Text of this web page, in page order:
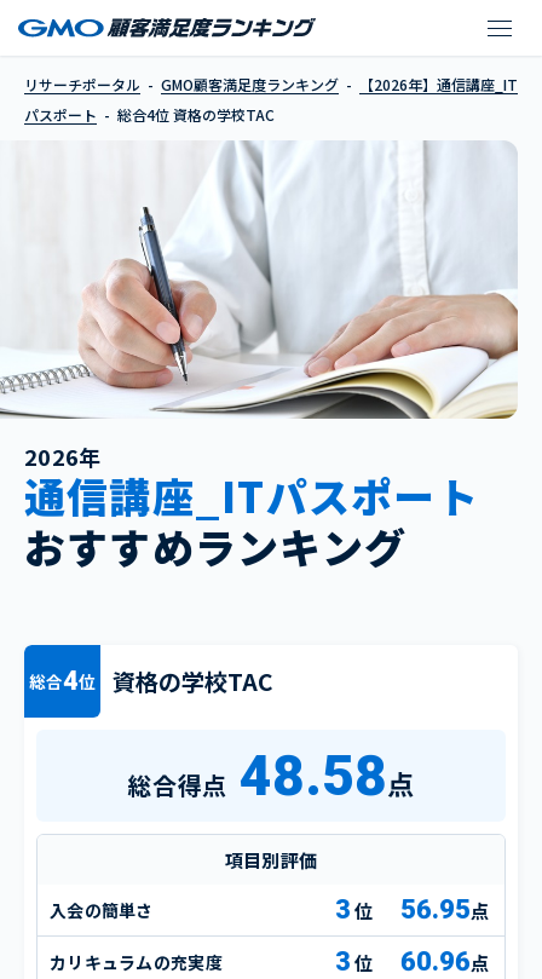
リサーチポータル GMO顧客満足度ランキング
【2026年】通信講座_IT
パスポート
総合4位 資格の学校TAC
2026年
通信講座_ITパスポート
おすすめランキング
総合4位 資格の学校TAC
総合得点 48.58点
項目別評価
入会の簡単さ 3 56.95点
カリキュラムの充実度 3 60.96点